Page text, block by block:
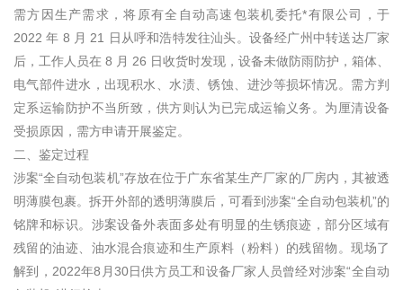
需方因生产需求，将原有全自动高速包装机委托*有限公司，于
2022 年 8 月 21 日从呼和浩特发往汕头。设备经广州中转送达厂家
后，工作人员在 8 月 26 日收货时发现，设备未做防雨防护，箱体、
电气部件进水，出现积水、水渍、锈蚀、进沙等损坏情况。需方判
定系运输防护不当所致，供方则认为已完成运输义务。为厘清设备
受损原因，需方申请开展鉴定。
二、鉴定过程
涉案“全自动包装机”存放在位于广东省某生产厂家的厂房内，其被透
明薄膜包裹。拆开外部的透明薄膜后，可看到涉案“全自动包装机”的
铭牌和标识。涉案设备外表面多处有明显的生锈痕迹，部分区域有
残留的油迹、油水混合痕迹和生产原料（粉料）的残留物。现场了
解到，2022年8月30日供方员工和设备厂家人员曾经对涉案“全自动